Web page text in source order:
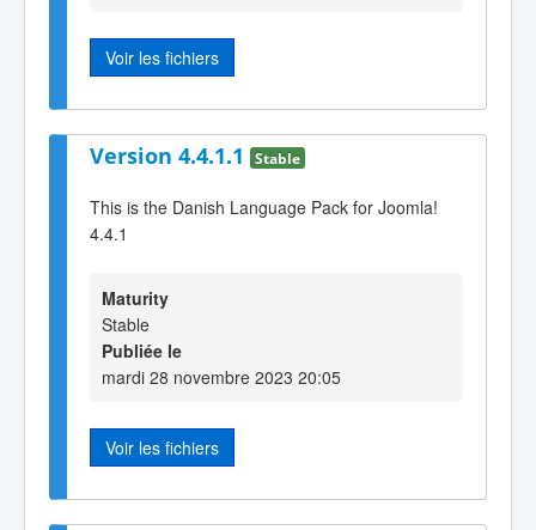
Voir les fichiers
Version 4.4.1.1 Stable
This is the Danish Language Pack for Joomla!
4.4.1
Maturity
Stable
Publiée le
mardi 28 novembre 2023 20:05
Voir les fichiers